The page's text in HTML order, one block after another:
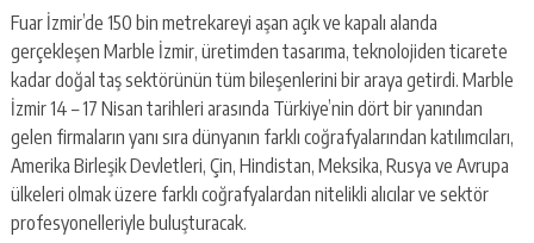
Fuar İzmir’de 150 bin metrekareyi aşan açık ve kapalı alanda
gerçekleşen Marble İzmir, üretimden tasarıma, teknolojiden ticarete
kadar doğal taş sektörünün tüm bileşenlerini bir araya getirdi. Marble
İzmir 14 – 17 Nisan tarihleri arasında Türkiye’nin dört bir yanından
gelen firmaların yanı sıra dünyanın farklı coğrafyalarından katılımcıları,
Amerika Birleşik Devletleri, Çin, Hindistan, Meksika, Rusya ve Avrupa
ülkeleri olmak üzere farklı coğrafyalardan nitelikli alıcılar ve sektör
profesyonelleriyle buluşturacak.